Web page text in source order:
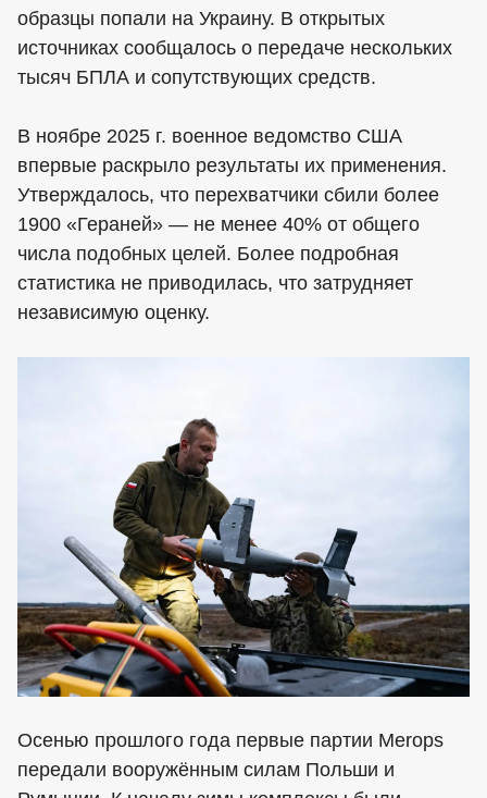
образцы попали на Украину. В открытых
источниках сообщалось о передаче нескольких
тысяч БПЛА и сопутствующих средств.
В ноябре 2025 г. военное ведомство США
впервые раскрыло результаты их применения.
Утверждалось, что перехватчики сбили более
1900 «Гераней» — не менее 40% от общего
числа подобных целей. Более подробная
статистика не приводилась, что затрудняет
независимую оценку.
Осенью прошлого года первые партии Merops
передали вооружённым силам Польши и